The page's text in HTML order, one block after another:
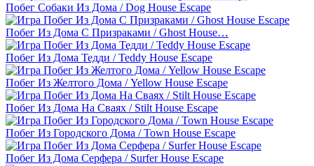
Побег Собаки Из Дома / Dog House Escape
Побег Из Дома С Призраками / Ghost House…
Побег Из Дома Тедди / Teddy House Escape
Побег Из Желтого Дома / Yellow House Escape
Побег Из Дома На Сваях / Stilt House Escape
Побег Из Городского Дома / Town House Escape
Побег Из Дома Серфера / Surfer House Escape